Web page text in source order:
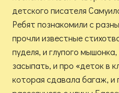
детского писателя
Ребят познакомили с
прочли известные
пуделя, и глупого
засыпать, и про «деток в
которая сдавала багаж, и